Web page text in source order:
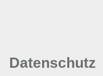
Datenschutz